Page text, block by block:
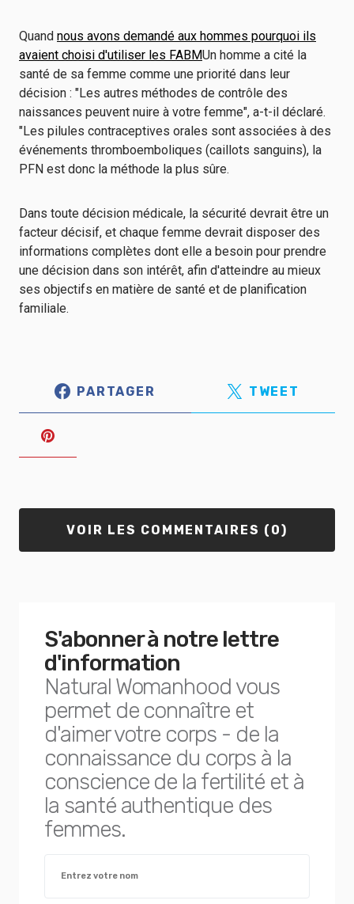
Quand nous avons demandé aux hommes pourquoi ils
avaient choisi d'utiliser les FABMUn homme a cité la
santé de sa femme comme une priorité dans leur
décision : "Les autres méthodes de contrôle des
naissances peuvent nuire à votre femme", a-t-il déclaré.
"Les pilules contraceptives orales sont associées à des
événements thromboemboliques (caillots sanguins), la
PFN est donc la méthode la plus sûre.
Dans toute décision médicale, la sécurité devrait être un
facteur décisif, et chaque femme devrait disposer des
informations complètes dont elle a besoin pour prendre
une décision dans son intérêt, afin d'atteindre au mieux
ses objectifs en matière de santé et de planification
familiale.
PARTAGER TWEET
VOIR LES COMMENTAIRES (0)
S'abonner à notre lettre
d'information
Natural Womanhood vous
permet de connaître et
d'aimer votre corps - de la
connaissance du corps à la
conscience de la fertilité et à
la santé authentique des
femmes.